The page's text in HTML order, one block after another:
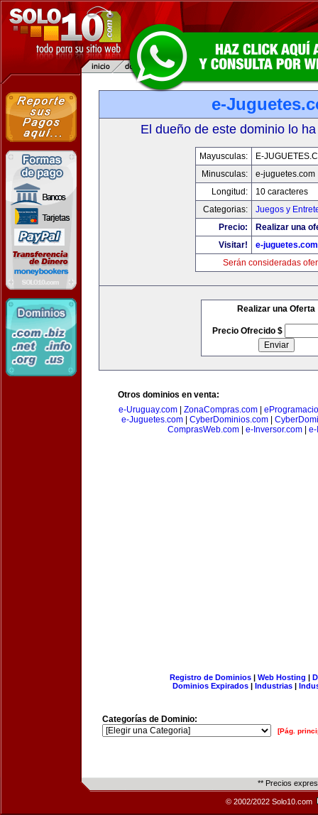
e-
El dueño de este dominio lo
Mayusculas:
E-
Minusculas:
e-juguetes.com
Longitud:
10 caracteres
Categorias:
Juegos y
Precio:
Realizar una
Visitar!
e-juguetes.com
Serán consideradas
Realizar una Oferta
Precio Ofrecido $
Otros dominios en venta:
e-Uruguay.com
ZonaCompras.com
e-Juguetes.com| CyberDominios.com|
ComprasWeb.com
e-Inversor.com e-
Registro de Dominios| Web Hosting |
Dominios Expirados | Industrias |
Categorías de Dominio:
[Pág.
** Precios
© 2002/2022 Solo10.com